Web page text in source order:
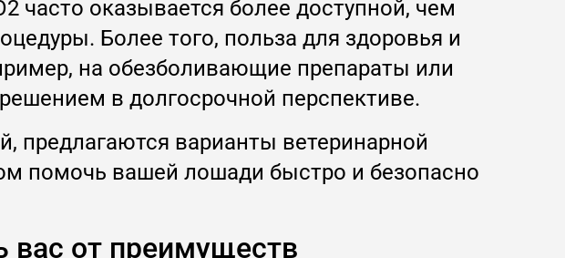
часто оказывается более доступной, чем
Более того, польза для здоровья и
на обезболивающие препараты или
в долгосрочной перспективе.
предлагаются варианты ветеринарной
помочь вашей лошади быстро и безопасно
вас от преимуществ